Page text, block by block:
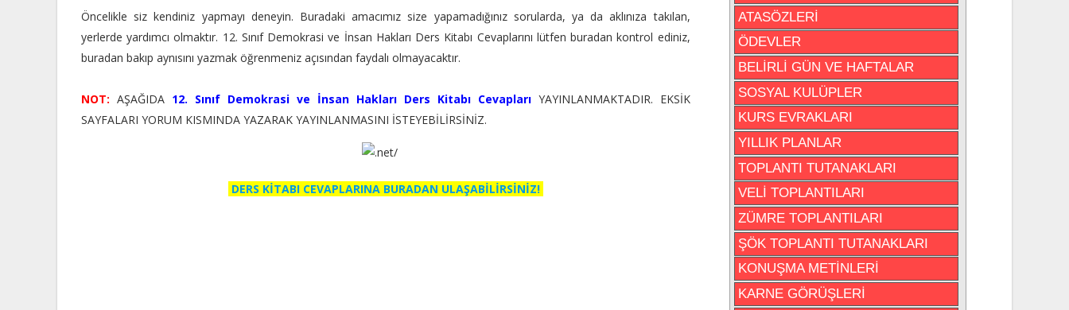
Öncelikle siz kendiniz yapmayı deneyin. Buradaki amacımız size yapamadığınız sorularda, ya da aklınıza takılan,
yerlerde yardımcı olmaktır. 12. Sınıf Demokrasi ve İnsan Hakları Ders Kitabı Cevaplarını lütfen buradan kontrol ediniz,
buradan bakıp aynısını yazmak öğrenmeniz açısından faydalı olmayacaktır.
NOT: AŞAĞIDA 12. Sınıf Demokrasi ve İnsan Hakları Ders Kitabı Cevapları YAYINLANMAKTADIR. EKSİK
SAYFALARI YORUM KISMINDA YAZARAK YAYINLANMASINI İSTEYEBİLİRSİNİZ.
DERS KİTABI CEVAPLARINA BURADAN ULAŞABİLİRSİNİZ!
ATASÖZLERİ
ÖDEVLER
BELİRLİ GÜN VE HAFTALAR
SOSYAL KULÜPLER
KURS EVRAKLARI
YILLIK PLANLAR
TOPLANTI TUTANAKLARI
VELİ TOPLANTILARI
ZÜMRE TOPLANTILARI
ŞÖK TOPLANTI TUTANAKLARI
KONUŞMA METİNLERİ
KARNE GÖRÜŞLERİ